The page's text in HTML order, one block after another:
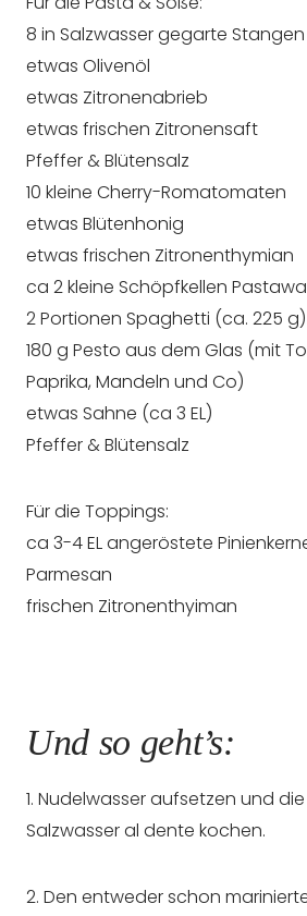
8 in Salzwasser gegarte
etwas Olivenöl
etwas Zitronenabrieb
etwas frischen Zitronensaft
Pfeffer & Blütensalz
10 kleine Cherry-Romatomaten
etwas Blütenhonig
etwas frischen Zitronenthymian
ca 2 kleine Schöpfkellen
2 Portionen Spaghetti (ca. 225 g)
180 g Pesto aus dem Glas (mit
Paprika, Mandeln und Co)
etwas Sahne (ca 3 EL)
Pfeffer & Blütensalz
Für die Toppings:
ca 3-4 EL angeröstete
Parmesan
frischen Zitronenthyiman
Und so geht’s:
1. Nudelwasser aufsetzen und
Salzwasser al dente kochen.
2. Den entweder schon